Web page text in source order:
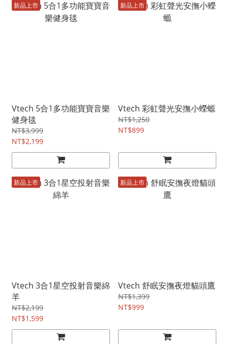
新品上市
Vtech 5合1多功能寶寶音樂
健身毯
NT$3,999
NT$2,199
新品上市
Vtech 彩虹聲光安撫小蠑螈
NT$1,250
NT$899
新品上市
Vtech 3合1星空投射音樂綿
羊
NT$2,199
NT$1,599
新品上市
Vtech 舒眠安撫夜燈貓頭鷹
NT$1,399
NT$999